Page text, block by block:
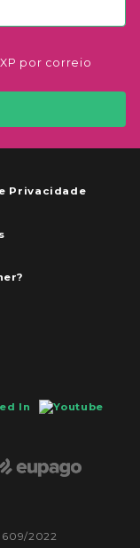
por correio
Privacidade
609/2022